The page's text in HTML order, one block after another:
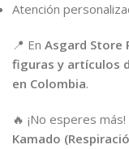
Atención
📍 En Asgard Store
figuras y artículos
en Colombia.
🔥 ¡No esperes
Kamado